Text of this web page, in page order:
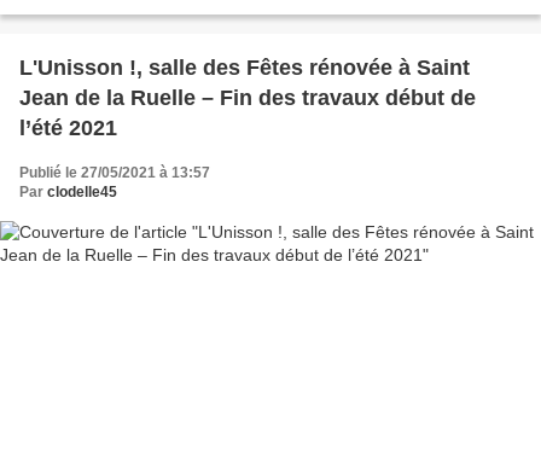
L'Unisson !, salle des Fêtes rénovée à Saint
Jean de la Ruelle – Fin des travaux début de
l’été 2021
Publié le 27/05/2021 à 13:57
Par clodelle45